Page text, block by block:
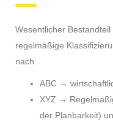
Wesentlicher
regelmäßige
nach
ABC →
XYZ →
der Planbarkeit)